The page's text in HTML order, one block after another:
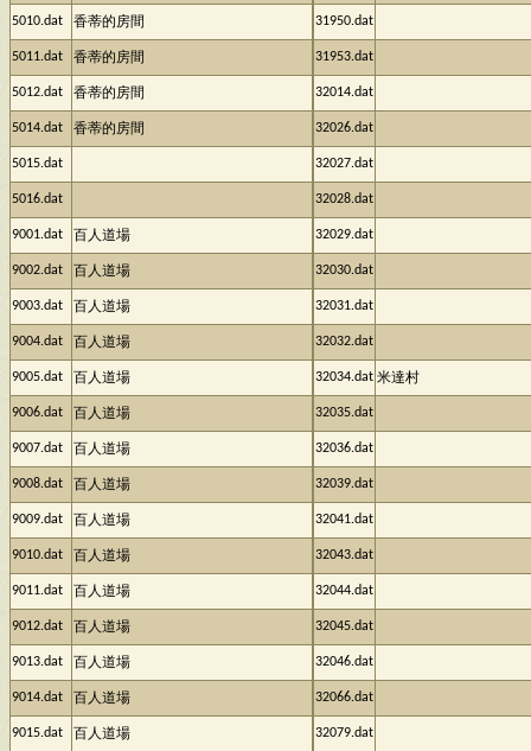
5010.dat 香蒂的房間
5011.dat 香蒂的房間
5012.dat 香蒂的房間
5014.dat 香蒂的房間
5015.dat
5016.dat
9001.dat 百人道場
9002.dat 百人道場
9003.dat 百人道場
9004.dat 百人道場
9005.dat 百人道場
9006.dat 百人道場
9007.dat 百人道場
9008.dat 百人道場
9009.dat 百人道場
9010.dat 百人道場
9011.dat 百人道場
9012.dat 百人道場
9013.dat 百人道場
9014.dat 百人道場
9015.dat 百人道場
31950.dat
31953.dat
32014.dat
32026.dat
32027.dat
32028.dat
32029.dat
32030.dat
32031.dat
32032.dat
32034.dat 米達村
32035.dat
32036.dat
32039.dat
32041.dat
32043.dat
32044.dat
32045.dat
32046.dat
32066.dat
32079.dat